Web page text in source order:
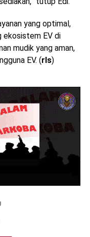
yang optimal,
ekosistem EV di
mudik yang aman,
EV. (rls)